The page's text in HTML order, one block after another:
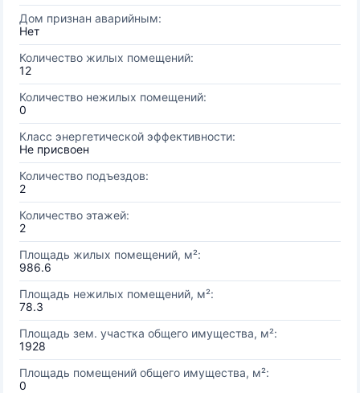
Дом признан аварийным:
Нет
Количество жилых помещений:
12
Количество нежилых помещений:
0
Класс энергетической эффективности:
Не присвоен
Количество подъездов:
2
Количество этажей:
2
Площадь жилых помещений, м²:
986.6
Площадь нежилых помещений, м²:
78.3
Площадь зем. участка общего имущества, м²:
1928
Площадь помещений общего имущества, м²:
0